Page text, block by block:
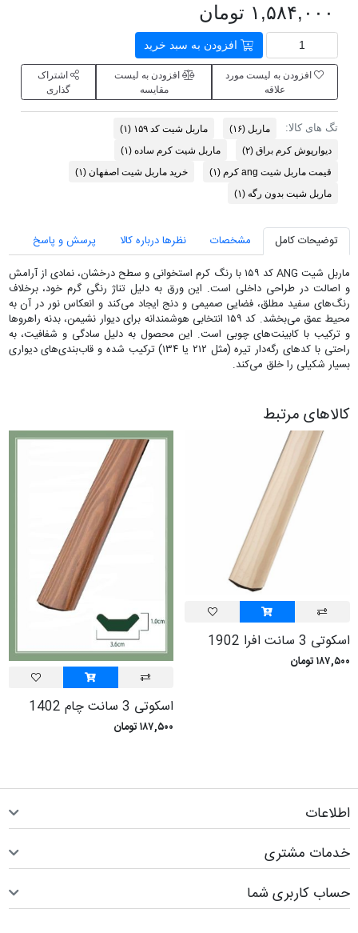
۱,۵۸۴,۰۰۰ تومان
افزودن به سبد خرید
افزودن به لیست مورد
علاقه
افزودن به لیست
مقایسه
اشتراک
گذاری
تگ های کالا: ماربل(۱۶) ماربل شیت کد ۱۵۹
(۱)
​دیوارپوش کرم براق(۲) ​ماربل شیت کرم ساده(۱)
​قیمت ماربل شیت ang کرم
(۱) ​خرید ماربل شیت اصفهان(۱)
​ماربل شیت بدون رگه(۱)
توضیحات کامل مشخصات نظرها درباره کالا
پرسش و پاسخ
ماربل شیت ANG کد ۱۵۹ با رنگ کرم استخوانی و سطح درخشان، نمادی از آرامش
و اصالت در طراحی داخلی است. این ورق به دلیل تناژ رنگی گرم خود، برخلاف
رنگ‌های سفید مطلق، فضایی صمیمی و دنج ایجاد می‌کند و انعکاس نور در آن به
محیط عمق می‌بخشد. کد ۱۵۹ انتخابی هوشمندانه برای دیوار نشیمن، بدنه راهروها
و ترکیب با کابینت‌های چوبی است. این محصول به دلیل سادگی و شفافیت، به
راحتی با کدهای رگه‌دار تیره (مثل ۲۱۲ یا ۱۳۴) ترکیب شده و قاب‌بندی‌های دیواری
بسیار شکیلی را خلق می‌کند.
کالاهای مرتبط
اسکوتی 3 سانت افرا 1902
۱۸۷,۵۰۰ تومان
اسکوتی 3 سانت چام 1402
۱۸۷,۵۰۰ تومان
اطلاعات
خدمات مشتری
حساب کاربری شما